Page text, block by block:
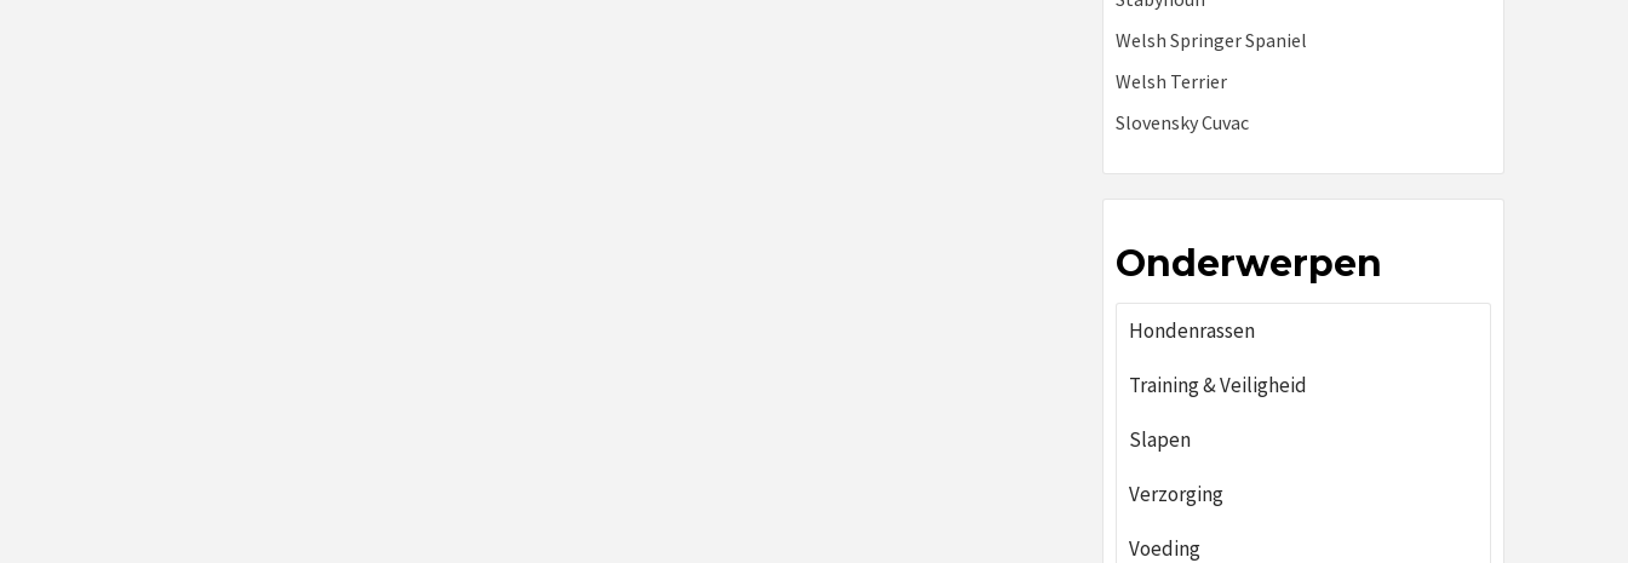
Welsh Springer Spaniel
Welsh Terrier
Slovensky Cuvac
Onderwerpen
Hondenrassen
Training & Veiligheid
Slapen
Verzorging
Voeding